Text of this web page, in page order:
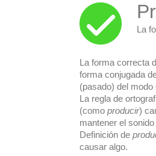
La
La forma correcta
forma conjugada
(pasado) del modo
La regla de
(como producir)
mantener el
Definición de
causar algo.